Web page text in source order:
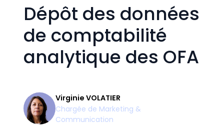
Dépôt des données
de comptabilité
analytique des OFA
Virginie VOLATIER
Chargée de Marketing &
Communication